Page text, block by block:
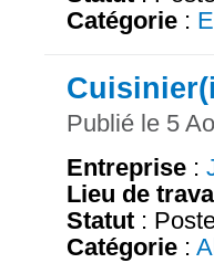
Catégorie :
Publié le 5
Entreprise :
Lieu de
Statut :
Catégorie :